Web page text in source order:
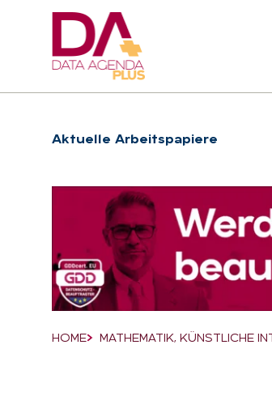
Hauptnavigation
Ak­tu­el­le Ar­beits­pa­pie­re
Breadcrumb-Navigation
HOME MATHEMATIK, KÜNSTLICHE